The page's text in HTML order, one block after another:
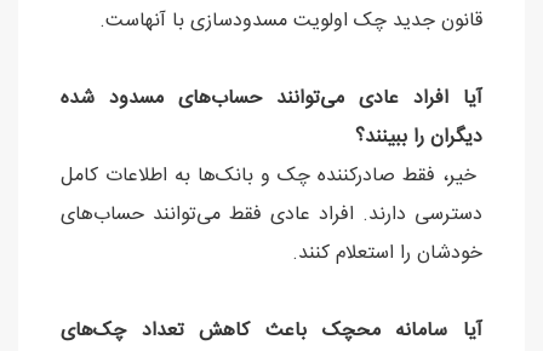
قانون جدید چک اولویت مسدودسازی با آنهاست.
آیا افراد عادی می‌توانند حساب‌های مسدود شده
دیگران را ببینند؟
خیر، فقط صادرکننده چک و بانک‌ها به اطلاعات کامل
دسترسی دارند. افراد عادی فقط می‌توانند حساب‌های
خودشان را استعلام کنند.
آیا سامانه محچک باعث کاهش تعداد چک‌های